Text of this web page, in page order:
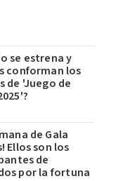
se estrena y
conforman los
de 'Juego de
de Gala
Ellos son los
de
por la fortuna